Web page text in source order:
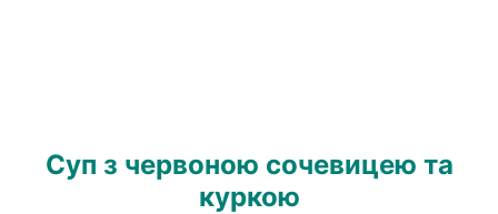
Суп з червоною сочевицею та
куркою